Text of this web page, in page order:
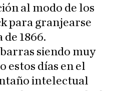
al modo de los
para granjearse
1866.
siendo muy
estos días en el
intelectual